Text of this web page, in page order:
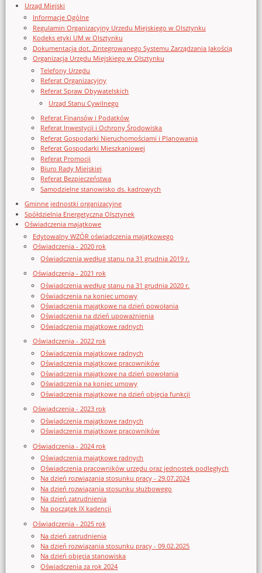
Urząd Miejski
Informacje Ogólne
Regulamin Organizacyjny Urzedu Miejskiego w Olsztynku
Kodeks etyki UM w Olsztynku
Dokumentacja dot. Zintegrowanego Systemu Zarządzania Jakością
Organizacja Urzędu Miejskiego w Olsztynku
Telefony Urzędu
Referat Organizacyjny
Referat Spraw Obywatelskich
Urząd Stanu Cywilnego
Referat Finansów i Podatków
Referat Inwestycji i Ochrony Środowiska
Referat Gospodarki Nieruchomościami i Planowania
Referat Gospodarki Mieszkaniowej
Referat Promocji
Biuro Rady Miejskiej
Referat Bezpieczeństwa
Samodzielne stanowisko ds. kadrowych
Gminne jednostki organizacyjne
Spółdzielnia Energetyczna Olsztynek
Oświadczenia majątkowe
Edytowalny WZÓR oświadczenia majątkowego
Oświadczenia - 2020 rok
Oświadczenia według stanu na 31 grudnia 2019 r.
Oświadczenia - 2021 rok
Oświadczenia według stanu na 31 grudnia 2020 r.
Oświadczenia na koniec umowy
Oświadczenia majątkowe na dzień powołania
Oświadczenia na dzień upoważnienia
Oświadczenia majątkowe radnych
Oświadczenia - 2022 rok
Oświadczenia majątkowe radnych
Oświadczenia majątkowe pracowników
Oświadczenia majątkowe na dzień powołania
Oświadczenia na koniec umowy
Oświadczenia majątkowe na dzień objęcia funkcji
Oświadczenia - 2023 rok
Oświadczenia majątkowe radnych
Oświadczenia majątkowe pracowników
Oświadczenia - 2024 rok
Oświadczenia majątkowe radnych
Oświadczenia pracowników urzędu oraz jednostek podległych
Na dzień rozwiązania stosunku pracy - 29.07.2024
Na dzień rozwiązania stosunku służbowego
Na dzień zatrudnienia
Na początek IX kadencji
Oświadczenia - 2025 rok
Na dzień zatrudnienia
Na dzień rozwiązania stosunku pracy - 09.02.2025
Na dzień objęcia stanowiska
Oświadczenia za rok 2024